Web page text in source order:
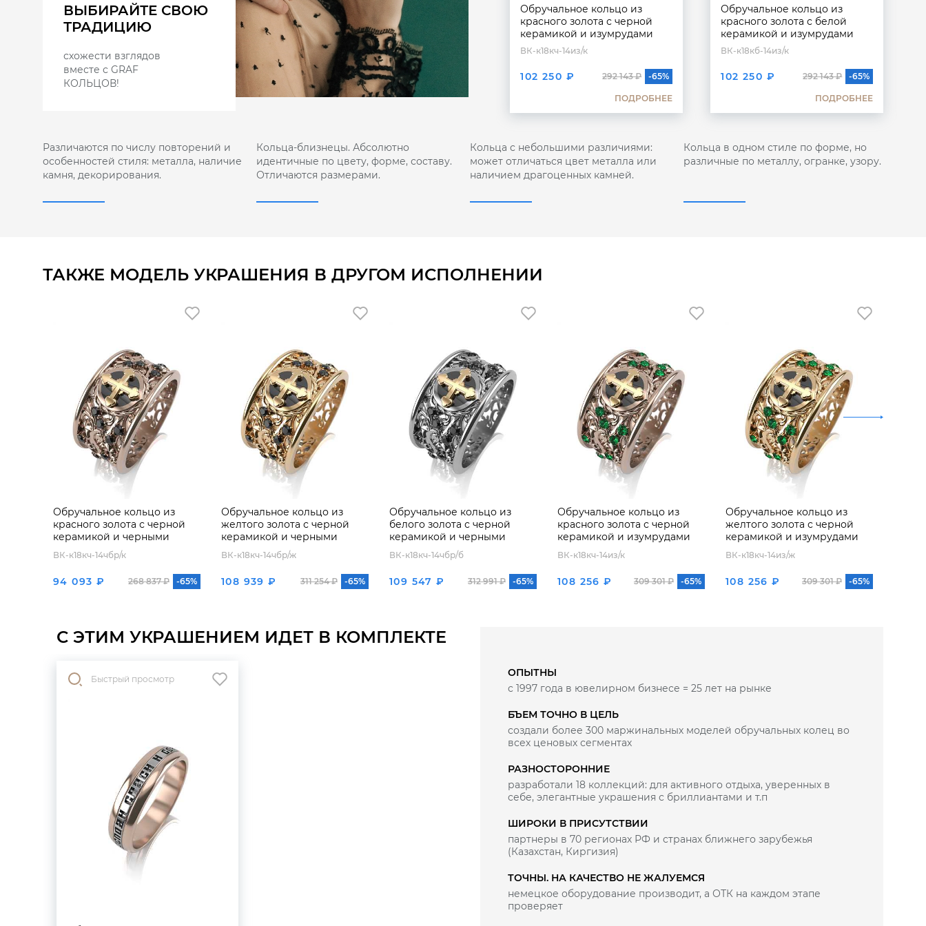
ВЫБИРАЙТЕ СВОЮ
ТРАДИЦИЮ
схожести взглядов
вместе с GRAF
КОЛЬЦОВ!
Обручальное кольцо из
красного золота с черной
керамикой и изумрудами
ВК-к18кч-14из/к
102 250 ₽ 292 143 ₽ -65%
ПОДРОБНЕЕ
Обручальное кольцо из
красного золота с белой
керамикой и изумрудами
ВК-к18кб-14из/к
102 250 ₽ 292 143 ₽ -65%
ПОДРОБНЕЕ
Различаются по числу повторений и
особенностей стиля: металла, наличие
камня, декорирования.
Кольца-близнецы. Абсолютно
идентичные по цвету, форме, составу.
Отличаются размерами.
Кольца с небольшими различиями:
может отличаться цвет металла или
наличием драгоценных камней.
Кольца в одном стиле по форме, но
различные по металлу, огранке, узору.
ТАКЖЕ МОДЕЛЬ УКРАШЕНИЯ В ДРУГОМ ИСПОЛНЕНИИ
Обручальное кольцо из
красного золота с черной
керамикой и черными
бриллиантами
ВК-к18кч-14чбр/к
94 093 ₽ 268 837 ₽ -65%
Обручальное кольцо из
желтого золота с черной
керамикой и черными
бриллиантами
ВК-к18кч-14чбр/ж
108 939 ₽ 311 254 ₽ -65%
Обручальное кольцо из
белого золота с черной
керамикой и черными
бриллиантами
ВК-к18кч-14чбр/б
109 547 ₽ 312 991 ₽ -65%
Обручальное кольцо из
красного золота с черной
керамикой и изумрудами
ВК-к18кч-14из/к
108 256 ₽ 309 301 ₽ -65%
Обручальное кольцо из
желтого золота с черной
керамикой и изумрудами
ВК-к18кч-14из/ж
108 256 ₽ 309 301 ₽ -65%
С ЭТИМ УКРАШЕНИЕМ ИДЕТ В КОМПЛЕКТЕ
Быстрый просмотр
ОПЫТНЫ
с 1997 года в ювелирном бизнесе = 25 лет на рынке
БЪЕМ ТОЧНО В ЦЕЛЬ
создали более 300 маржинальных моделей обручальных колец во
всех ценовых сегментах
РАЗНОСТОРОННИЕ
разработали 18 коллекций: для активного отдыха, уверенных в
себе, элегантные украшения с бриллиантами и т.п
ШИРОКИ В ПРИСУТСТВИИ
партнеры в 70 регионах РФ и странах ближнего зарубежья
(Казахстан, Киргизия)
ТОЧНЫ. НА КАЧЕСТВО НЕ ЖАЛУЕМСЯ
немецкое оборудование производит, а ОТК на каждом этапе
проверяет